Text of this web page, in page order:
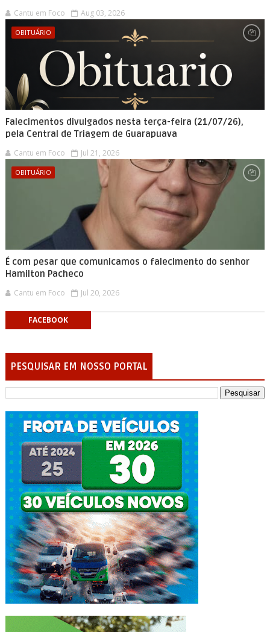
Cantu em Foco Aug 03, 2026
OBITUÁRIO
Falecimentos divulgados nesta terça-feira (21/07/26),
pela Central de Triagem de Guarapuava
Cantu em Foco Jul 21, 2026
OBITUÁRIO
É com pesar que comunicamos o falecimento do senhor
Hamilton Pacheco
Cantu em Foco Jul 20, 2026
FACEBOOK
PESQUISAR EM NOSSO PORTAL